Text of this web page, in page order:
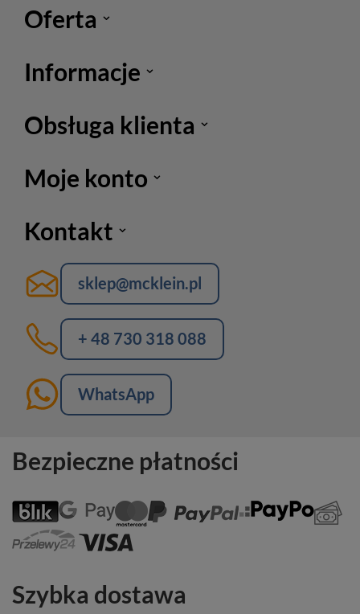
Oferta
Informacje
Obsługa klienta
Moje konto
Kontakt
sklep@mcklein.pl
+ 48 730 318 088
WhatsApp
Bezpieczne płatności
Szybka dostawa